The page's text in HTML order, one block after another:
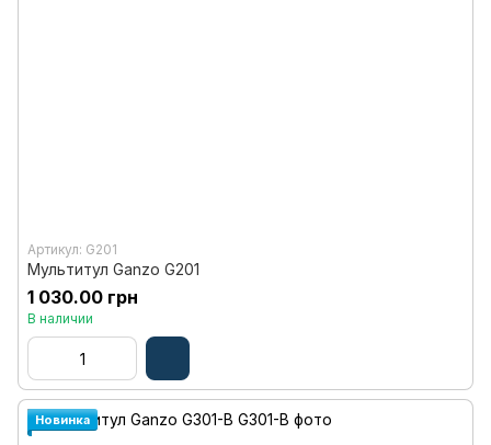
Артикул: G201
Мультитул Ganzo G201
1 030.00 грн
В наличии
Новинка